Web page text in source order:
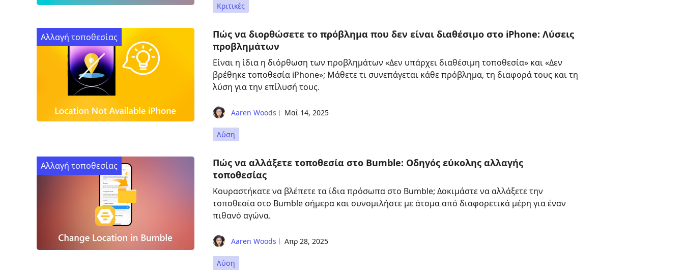
Κριτικές
Αλλαγή τοποθεσίας
Πώς να διορθώσετε το πρόβλημα που δεν είναι διαθέσιμο στο iPhone: Λύσεις
προβλημάτων
Είναι η ίδια η διόρθωση των προβλημάτων «Δεν υπάρχει διαθέσιμη τοποθεσία» και «Δεν
βρέθηκε τοποθεσία iPhone»; Μάθετε τι συνεπάγεται κάθε πρόβλημα, τη διαφορά τους και τη
λύση για την επίλυσή τους.
Aaren Woods Μαΐ 14, 2025
Λύση
Αλλαγή τοποθεσίας
Πώς να αλλάξετε τοποθεσία στο Bumble: Οδηγός εύκολης αλλαγής
τοποθεσίας
Κουραστήκατε να βλέπετε τα ίδια πρόσωπα στο Bumble; Δοκιμάστε να αλλάξετε την
τοποθεσία στο Bumble σήμερα και συνομιλήστε με άτομα από διαφορετικά μέρη για έναν
πιθανό αγώνα.
Aaren Woods Απρ 28, 2025
Λύση